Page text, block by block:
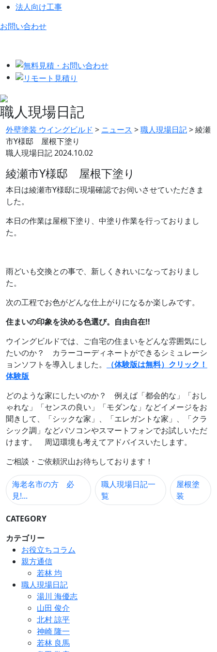
法人向け工事
お問い合わせ
職人現場日記
外壁塗装 ウイングビルド > ニュース >職人現場日記>綾瀬
市Y様邸 屋根下塗り
職人現場日記2024.10.02
綾瀬市Y様邸 屋根下塗り
本日は綾瀬市Y様邸に現場確認でお伺いさせていただきま
した。
本日の作業は屋根下塗り、中塗り作業を行っておりまし
た。
雨どいも交換との事で、新しくきれいになっておりまし
た。
次の工程でお色がどんな仕上がりになるか楽しみです。
住まいの印象を決める色選び。自由自在!!
ウイングビルドでは、ご自宅の住まいをどんな雰囲気にし
たいのか？ カラーコーディネートができるシミュレーシ
ョンソフトを導入しました。
（体験版は無料）クリック！
体験版
どのような家にしたいのか？ 例えば「都会的な」「おし
ゃれな」「センスの良い」「モダンな」などイメージをお
聞きして、「シックな家」、「エレガントな家」、「クラ
シック調」などパソコンやスマートフォンでお試しいただ
けます。 周辺環境も考えてアドバイスいたします。
ご相談・ご依頼沢山お待ちしております！
海老名市の方 必
見!...
職人現場日記一
覧
屋根塗
装
CATEGORY
カテゴリー
お役立ちコラム
親方通信
若林 均
職人現場日記
湯川 海優志
山田 俊介
北村 諒平
神崎 隆一
若林 良馬